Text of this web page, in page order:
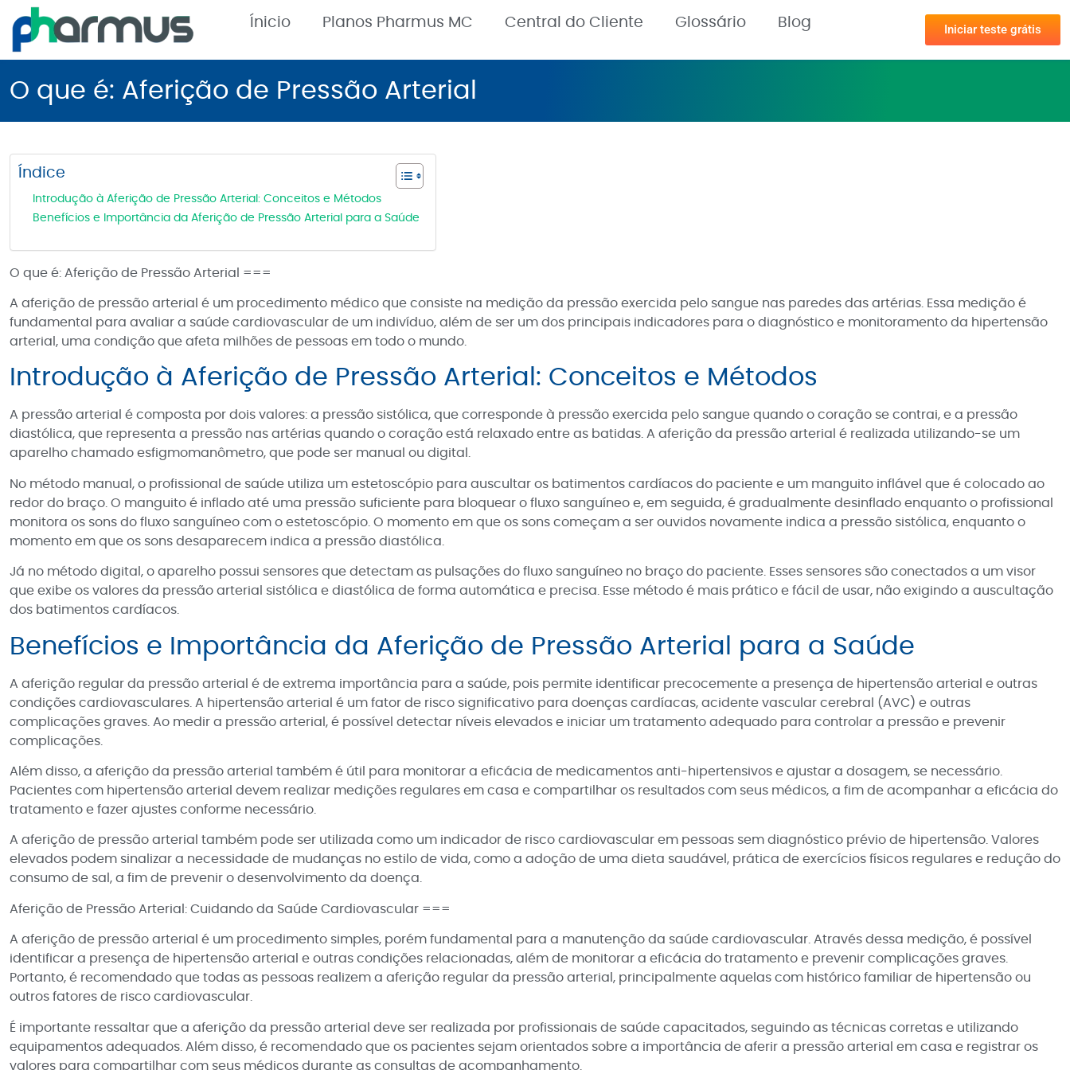
Ínicio Planos Pharmus MC Central do Cliente Glossário Blog Iniciar teste grátis
O que é: Aferição de Pressão Arterial
Índice
Introdução à Aferição de Pressão Arterial: Conceitos e Métodos
Benefícios e Importância da Aferição de Pressão Arterial para a Saúde
O que é: Aferição de Pressão Arterial ===
A aferição de pressão arterial é um procedimento médico que consiste na medição da pressão exercida pelo sangue nas paredes das artérias. Essa medição é
fundamental para avaliar a saúde cardiovascular de um indivíduo, além de ser um dos principais indicadores para o diagnóstico e monitoramento da hipertensão
arterial, uma condição que afeta milhões de pessoas em todo o mundo.
Introdução à Aferição de Pressão Arterial: Conceitos e Métodos
A pressão arterial é composta por dois valores: a pressão sistólica, que corresponde à pressão exercida pelo sangue quando o coração se contrai, e a pressão
diastólica, que representa a pressão nas artérias quando o coração está relaxado entre as batidas. A aferição da pressão arterial é realizada utilizando-se um
aparelho chamado esfigmomanômetro, que pode ser manual ou digital.
No método manual, o profissional de saúde utiliza um estetoscópio para auscultar os batimentos cardíacos do paciente e um manguito inflável que é colocado ao
redor do braço. O manguito é inflado até uma pressão suficiente para bloquear o fluxo sanguíneo e, em seguida, é gradualmente desinflado enquanto o profissional
monitora os sons do fluxo sanguíneo com o estetoscópio. O momento em que os sons começam a ser ouvidos novamente indica a pressão sistólica, enquanto o
momento em que os sons desaparecem indica a pressão diastólica.
Já no método digital, o aparelho possui sensores que detectam as pulsações do fluxo sanguíneo no braço do paciente. Esses sensores são conectados a um visor
que exibe os valores da pressão arterial sistólica e diastólica de forma automática e precisa. Esse método é mais prático e fácil de usar, não exigindo a auscultação
dos batimentos cardíacos.
Benefícios e Importância da Aferição de Pressão Arterial para a Saúde
A aferição regular da pressão arterial é de extrema importância para a saúde, pois permite identificar precocemente a presença de hipertensão arterial e outras
condições cardiovasculares. A hipertensão arterial é um fator de risco significativo para doenças cardíacas, acidente vascular cerebral (AVC) e outras
complicações graves. Ao medir a pressão arterial, é possível detectar níveis elevados e iniciar um tratamento adequado para controlar a pressão e prevenir
complicações.
Além disso, a aferição da pressão arterial também é útil para monitorar a eficácia de medicamentos anti-hipertensivos e ajustar a dosagem, se necessário.
Pacientes com hipertensão arterial devem realizar medições regulares em casa e compartilhar os resultados com seus médicos, a fim de acompanhar a eficácia do
tratamento e fazer ajustes conforme necessário.
A aferição de pressão arterial também pode ser utilizada como um indicador de risco cardiovascular em pessoas sem diagnóstico prévio de hipertensão. Valores
elevados podem sinalizar a necessidade de mudanças no estilo de vida, como a adoção de uma dieta saudável, prática de exercícios físicos regulares e redução do
consumo de sal, a fim de prevenir o desenvolvimento da doença.
Aferição de Pressão Arterial: Cuidando da Saúde Cardiovascular ===
A aferição de pressão arterial é um procedimento simples, porém fundamental para a manutenção da saúde cardiovascular. Através dessa medição, é possível
identificar a presença de hipertensão arterial e outras condições relacionadas, além de monitorar a eficácia do tratamento e prevenir complicações graves.
Portanto, é recomendado que todas as pessoas realizem a aferição regular da pressão arterial, principalmente aquelas com histórico familiar de hipertensão ou
outros fatores de risco cardiovascular.
É importante ressaltar que a aferição da pressão arterial deve ser realizada por profissionais de saúde capacitados, seguindo as técnicas corretas e utilizando
equipamentos adequados. Além disso, é recomendado que os pacientes sejam orientados sobre a importância de aferir a pressão arterial em casa e registrar os
valores para compartilhar com seus médicos durante as consultas de acompanhamento.